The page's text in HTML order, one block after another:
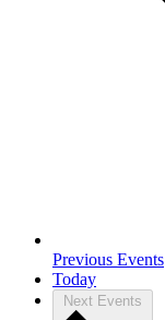
Previous Events
Today
Next Events